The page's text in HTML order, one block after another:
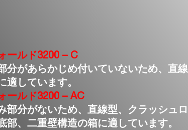
ールド3200 – C
分があらかじめ付いていないため、直線
適しています。
ールド3200 – AC
部分がないため、直線型、クラッシュロ
部、二重壁構造の箱に適しています。